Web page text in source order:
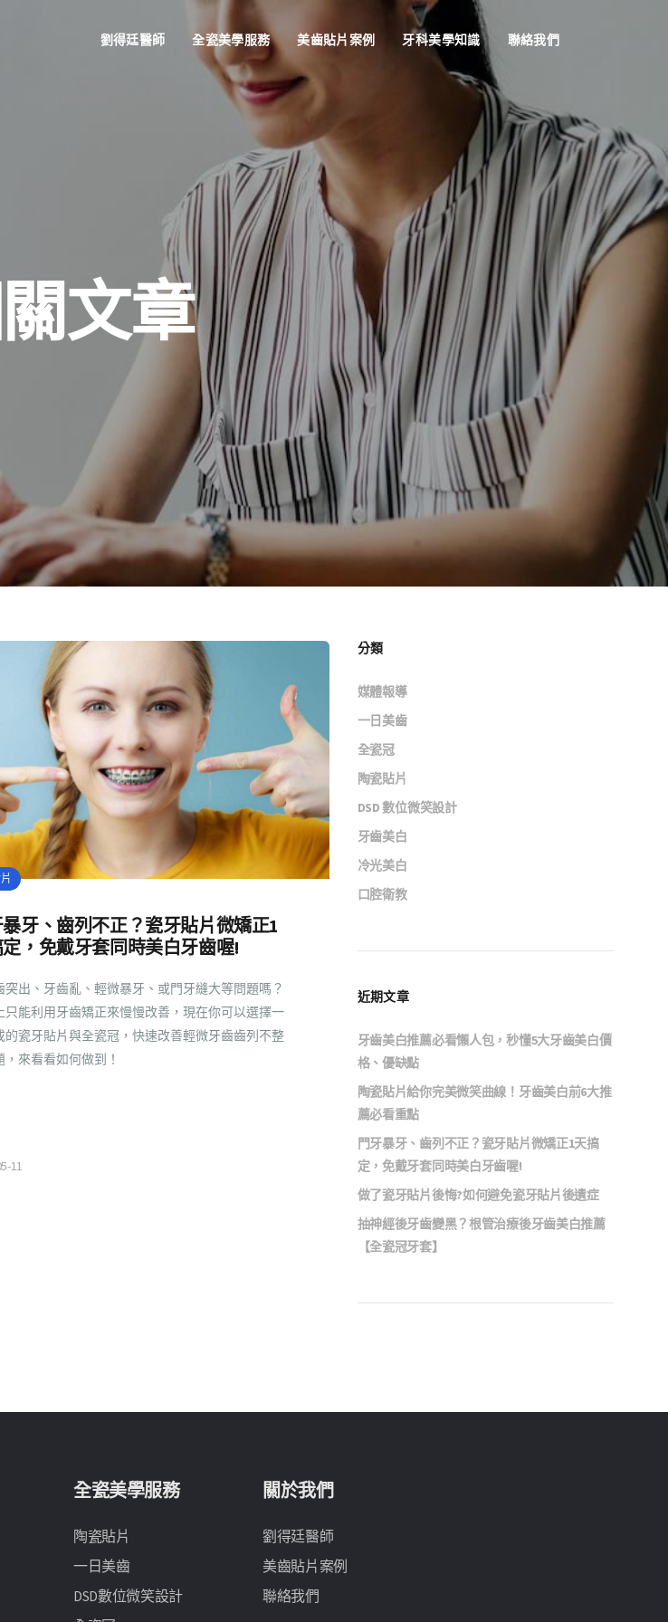
劉得廷醫師 全瓷美學服務 美齒貼片案例 牙科美學知識 聯絡我們
文章
暴牙、齒列不正？瓷牙貼片微矯正1
，免戴牙套同時美白牙齒喔!
突出、牙齒亂、輕微暴牙、或門牙縫大等問題嗎？
只能利用牙齒矯正來慢慢改善，現在你可以選擇一
的瓷牙貼片與全瓷冠，快速改善輕微牙齒齒列不整
，來看看如何做到！
11
分類
媒體報導
一日美齒
全瓷冠
陶瓷貼片
DSD 數位微笑設計
牙齒美白
冷光美白
口腔衛教
近期文章
牙齒美白推薦必看懶人包，秒懂5大牙齒美白價
格、優缺點
陶瓷貼片給你完美微笑曲線！牙齒美白前6大推
薦必看重點
門牙暴牙、齒列不正？瓷牙貼片微矯正1天搞
定，免戴牙套同時美白牙齒喔!
做了瓷牙貼片後悔?如何避免瓷牙貼片後遺症
抽神經後牙齒變黑？根管治療後牙齒美白推薦
【全瓷冠牙套】
全瓷美學服務
陶瓷貼片
一日美齒
DSD數位微笑設計
關於我們
劉得廷醫師
美齒貼片案例
聯絡我們